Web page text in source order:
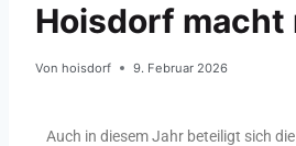
Hoisdorf macht
Von hoisdorf 9. Februar 2026
Auch in diesem Jahr beteiligt sich